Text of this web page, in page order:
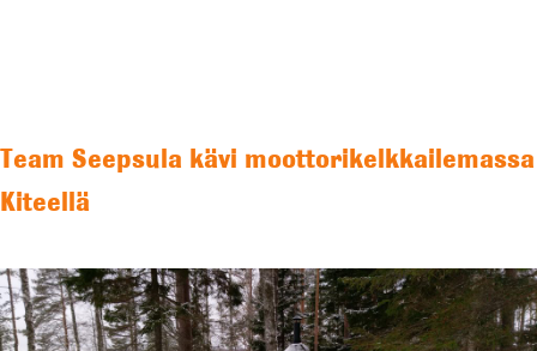
Team Seepsula kävi moottorikelkkailemassa
Kiteellä